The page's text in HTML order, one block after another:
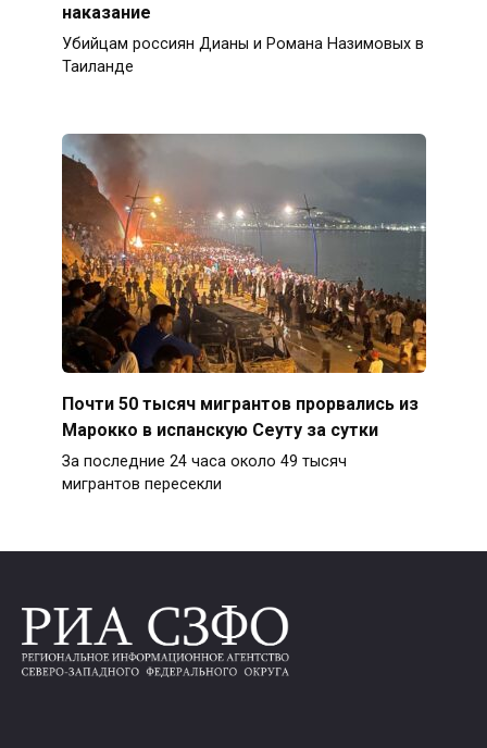
наказание
Убийцам россиян Дианы и Романа Назимовых в
Таиланде
Почти 50 тысяч мигрантов прорвались из
Марокко в испанскую Сеуту за сутки
За последние 24 часа около 49 тысяч
мигрантов пересекли